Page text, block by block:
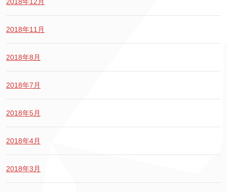
2018年11月
2018年8月
2018年7月
2018年5月
2018年4月
2018年3月